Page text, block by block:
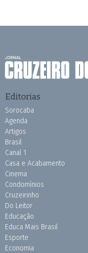
Editorias
Sorocaba
Agenda
Artigos
Brasil
Canal 1
Casa e Acabamento
Cinema
Condomínios
Cruzeirinho
Do Leitor
Educação
Educa Mais Brasil
Esporte
Economia